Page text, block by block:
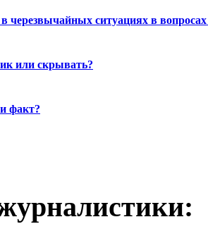
черезвычайных ситуациях в вопросах
или скрывать?
факт?